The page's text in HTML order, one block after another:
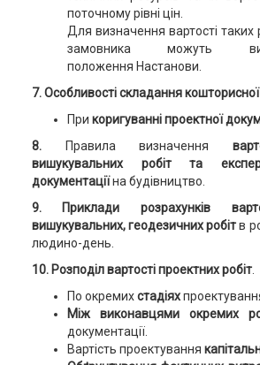
поточному рівні цін.
Для визначення вартості таких
замовника можуть
положення Настанови.
7. Особливості складання
При коригуванні проектної
8.
Правила визначення
вишукувальних робіт та
документаціїна будівництво.
9. Приклади розрахунків
вишукувальних, геодезичних робітв
людино-день.
10. Розподіл вартості проектних робіт.
По окремихстадіях
Між виконавцями окремих
документації.
Вартість проектування